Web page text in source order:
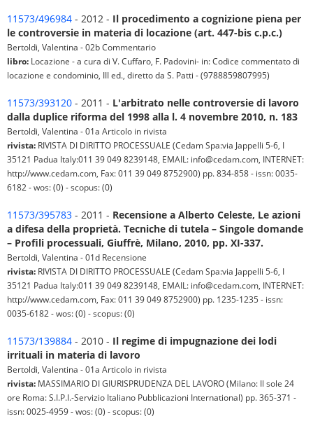
11573/496984 - 2012 - Il procedimento a cognizione piena per
le controversie in materia di locazione (art. 447-bis c.p.c.)
Bertoldi, Valentina - 02b Commentario
libro: Locazione - a cura di V. Cuffaro, F. Padovini- in: Codice commentato di
locazione e condominio, III ed., diretto da S. Patti - (9788859807995)
11573/393120 - 2011 - L'arbitrato nelle controversie di lavoro
dalla duplice riforma del 1998 alla l. 4 novembre 2010, n. 183
Bertoldi, Valentina - 01a Articolo in rivista
rivista: RIVISTA DI DIRITTO PROCESSUALE (Cedam Spa:via Jappelli 5-6, I
35121 Padua Italy:011 39 049 8239148, EMAIL: info@cedam.com, INTERNET:
http://www.cedam.com, Fax: 011 39 049 8752900) pp. 834-858 - issn: 0035-
6182 - wos: (0) - scopus: (0)
11573/395783 - 2011 - Recensione a Alberto Celeste, Le azioni
a difesa della proprietà. Tecniche di tutela – Singole domande
– Profili processuali, Giuffrè, Milano, 2010, pp. XI-337.
Bertoldi, Valentina - 01d Recensione
rivista: RIVISTA DI DIRITTO PROCESSUALE (Cedam Spa:via Jappelli 5-6, I
35121 Padua Italy:011 39 049 8239148, EMAIL: info@cedam.com, INTERNET:
http://www.cedam.com, Fax: 011 39 049 8752900) pp. 1235-1235 - issn:
0035-6182 - wos: (0) - scopus: (0)
11573/139884 - 2010 - Il regime di impugnazione dei lodi
irrituali in materia di lavoro
Bertoldi, Valentina - 01a Articolo in rivista
rivista: MASSIMARIO DI GIURISPRUDENZA DEL LAVORO (Milano: Il sole 24
ore Roma: S.I.P.I.-Servizio Italiano Pubblicazioni International) pp. 365-371 -
issn: 0025-4959 - wos: (0) - scopus: (0)